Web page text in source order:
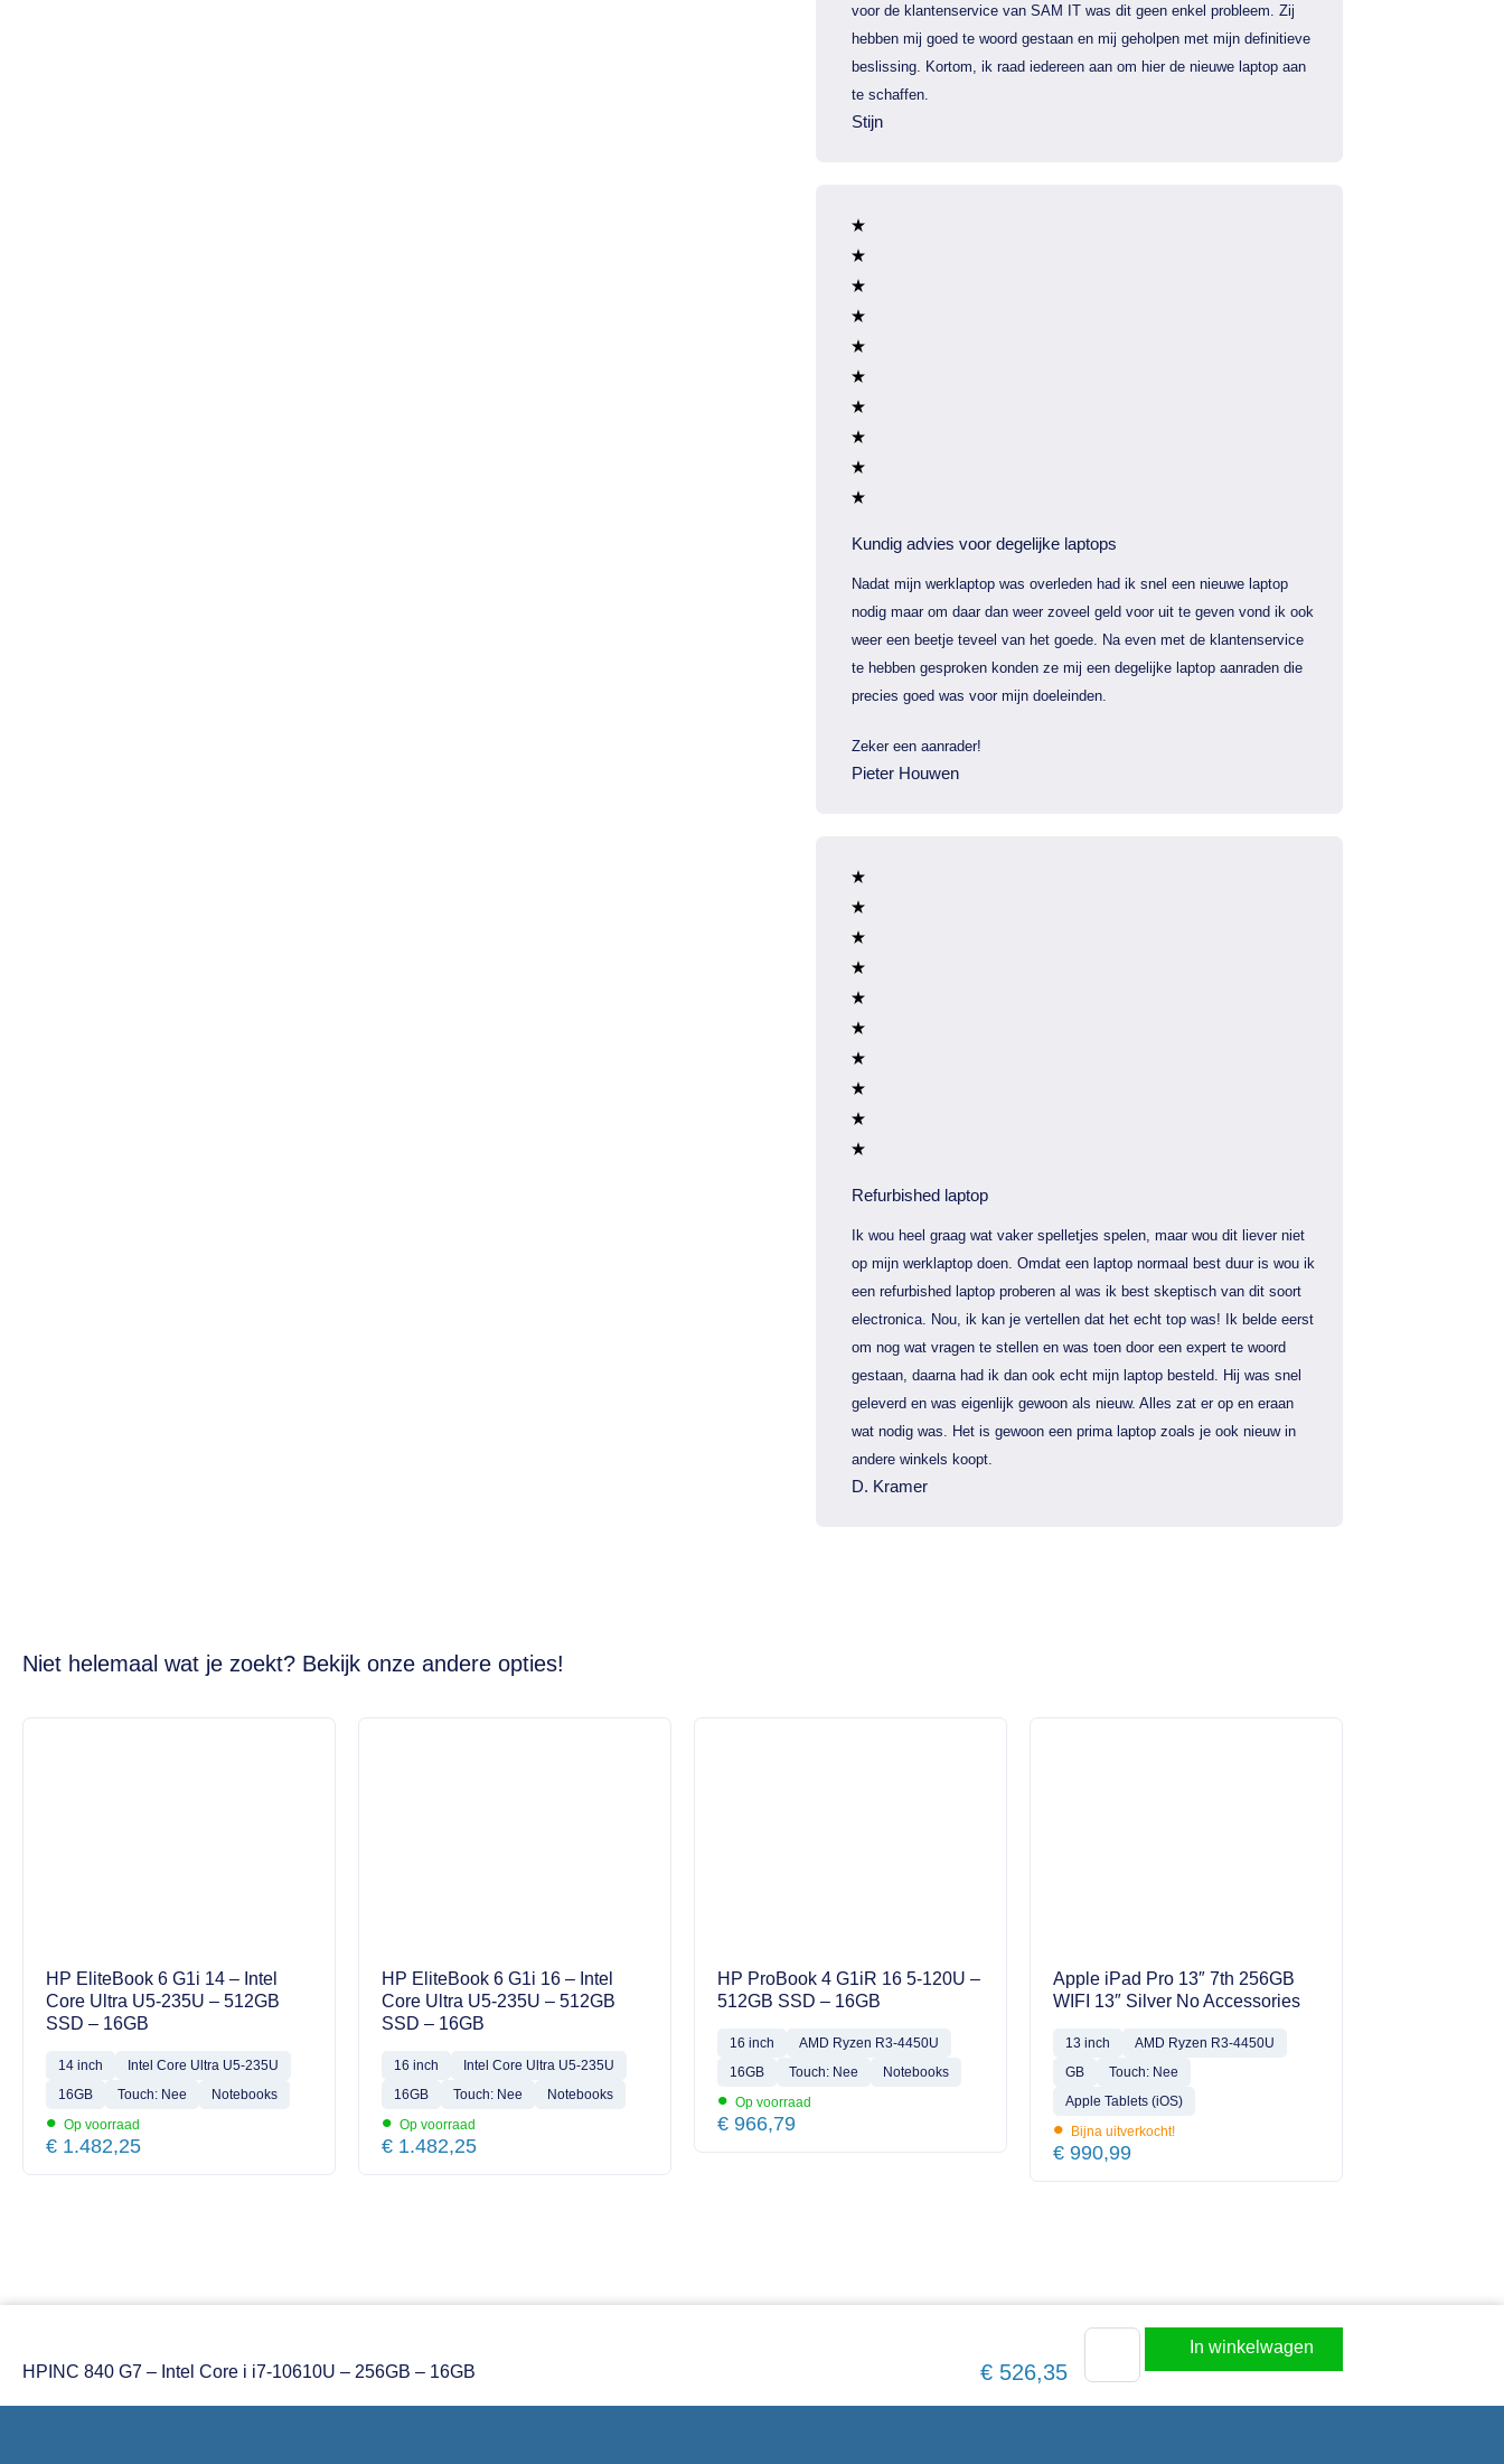
voor de klantenservice van SAM IT was dit geen enkel probleem. Zij
hebben mij goed te woord gestaan en mij geholpen met mijn definitieve
beslissing. Kortom, ik raad iedereen aan om hier de nieuwe laptop aan
te schaffen.
Stijn
Kundig advies voor degelijke laptops
Nadat mijn werklaptop was overleden had ik snel een nieuwe laptop
nodig maar om daar dan weer zoveel geld voor uit te geven vond ik ook
weer een beetje teveel van het goede. Na even met de klantenservice
te hebben gesproken konden ze mij een degelijke laptop aanraden die
precies goed was voor mijn doeleinden.
Zeker een aanrader!
Pieter Houwen
Refurbished laptop
Ik wou heel graag wat vaker spelletjes spelen, maar wou dit liever niet
op mijn werklaptop doen. Omdat een laptop normaal best duur is wou ik
een refurbished laptop proberen al was ik best skeptisch van dit soort
electronica. Nou, ik kan je vertellen dat het echt top was! Ik belde eerst
om nog wat vragen te stellen en was toen door een expert te woord
gestaan, daarna had ik dan ook echt mijn laptop besteld. Hij was snel
geleverd en was eigenlijk gewoon als nieuw. Alles zat er op en eraan
wat nodig was. Het is gewoon een prima laptop zoals je ook nieuw in
andere winkels koopt.
D. Kramer
Niet helemaal wat je zoekt? Bekijk onze andere opties!
HP EliteBook 6 G1i 14 – Intel
Core Ultra U5-235U – 512GB
SSD – 16GB
14 inch
Intel Core Ultra U5-235U
16GB
Touch: Nee Notebooks
• Op voorraad
€ 1.482,25
HP EliteBook 6 G1i 16 – Intel
Core Ultra U5-235U – 512GB
SSD – 16GB
16 inch
Intel Core Ultra U5-235U
16GB
Touch: Nee Notebooks
• Op voorraad
€ 1.482,25
HP ProBook 4 G1iR 16 5-120U –
512GB SSD – 16GB
16 inch
AMD Ryzen R3-4450U
16GB
Touch: Nee Notebooks
• Op voorraad
€ 966,79
Apple iPad Pro 13″ 7th 256GB
WIFI 13″ Silver No Accessories
13 inch
AMD Ryzen R3-4450U
GB
Touch: Nee
Apple Tablets (iOS)
• Bijna uitverkocht!
€ 990,99
HPINC 840 G7 – Intel Core i i7-10610U – 256GB – 16GB € 526,35
In winkelwagen